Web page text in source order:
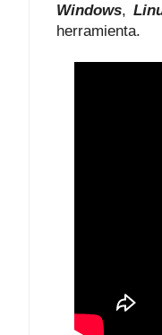
Windows,
herramienta.